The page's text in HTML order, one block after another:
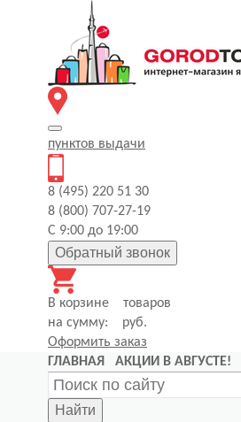
пунктов выдачи
8 (495) 220 51 30
8 (800) 707-27-19
С 9:00 до 19:00
Обратный звонок
В корзине
товаров
на сумму:
руб.
Оформить заказ
ГЛАВНАЯ
АКЦИИ В АВГУСТЕ!
Найти